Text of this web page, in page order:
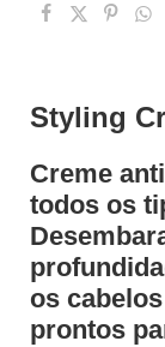
Styling
Creme
todos os
os
prontos